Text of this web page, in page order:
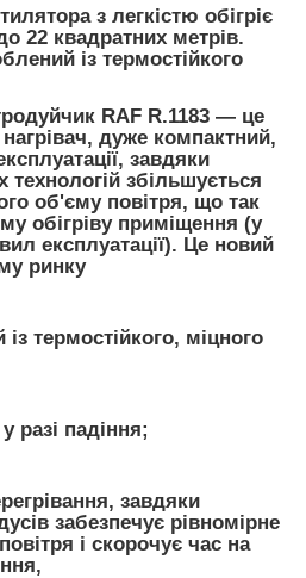
з легкістю обігріє
22 квадратних метрів.
із термостійкого
RAF R.1183 — це
дуже компактний,
завдяки
збільшується
об'єму повітря, що так
обігріву приміщення (у
експлуатації). Це новий
ринку
термостійкого, міцного
разі падіння;
завдяки
забезпечує рівномірне
і скорочує час на